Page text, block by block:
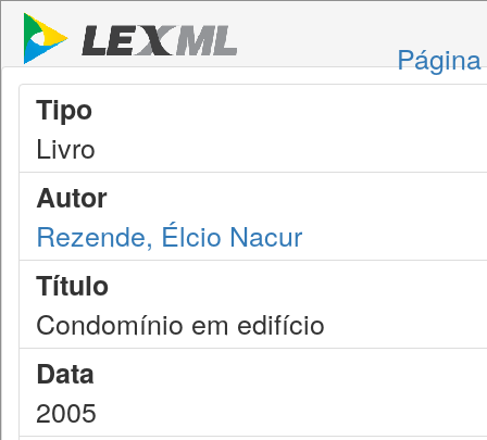
Tipo
Livro
Autor
Rezende, Élcio Nacur
Título
Condomínio em edifício
Data
2005